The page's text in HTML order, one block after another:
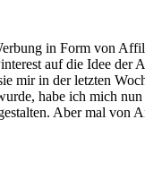
in Form von
auf die Idee der
mir in der letzten
habe ich mich nun
Aber mal von